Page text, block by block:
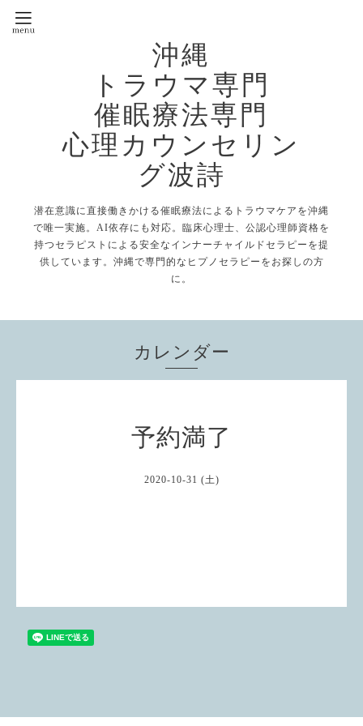
沖縄
トラウマ専門
催眠療法専門
心理カウンセリン
グ波詩
潜在意識に直接働きかける催眠療法によるトラウマケアを沖縄
で唯一実施。AI依存にも対応。臨床心理士、公認心理師資格を
持つセラピストによる安全なインナーチャイルドセラピーを提
供しています。沖縄で専門的なヒプノセラピーをお探しの方
に。
カレンダー
予約満了
2020-10-31 (土)